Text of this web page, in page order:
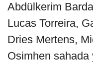
Abdülkerim
Lucas Torreira,
Dries Mertens,
Osimhen sahada